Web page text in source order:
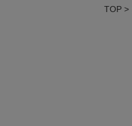
TOP